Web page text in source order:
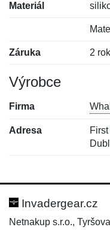
Materiál
Záruka 2
Výrobce
Firma
Adresa
Hodnocení:
Jméno:
Invadergear.cz
Netnakup s.r.o.,